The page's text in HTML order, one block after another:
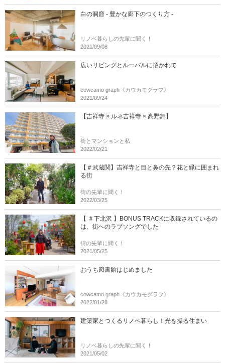
白の洞窟 - 豊かな廊下のつくり方 -
リノベ暮らしの先輩に聞く！
2021/09/08
広いリビングとルーバルに招かれて
cowcamo graph《カウカモグラフ》
2021/09/24
【吉祥寺 × ルネ吉祥寺 × 高野舞】
街とマンションと私
2022/02/21
【＃武蔵関】吉祥寺と目と鼻の先？花と緑に囲まれ
る街
街の先輩に聞く！
2022/03/25
【 ＃下北沢 】BONUS TRACKに収録されているの
は、街へのラブソングでした
街の先輩に聞く！
2021/05/25
おうち図書館はじめました
cowcamo graph《カウカモグラフ》
2022/01/28
建築家とつくるリノベ暮らし！光を操る住まい
リノベ暮らしの先輩に聞く！
2021/05/02